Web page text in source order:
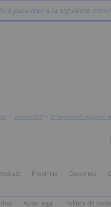
para leer a la siguiente
> Universidad > El magistrado burgalés
Provincia Deportes
Aviso legal Política de